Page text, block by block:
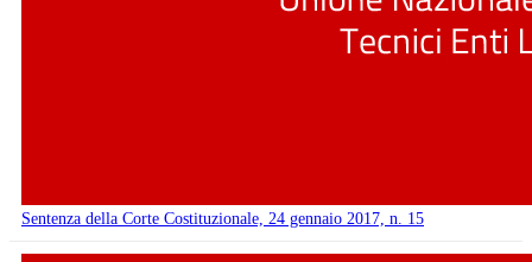
Sentenza della Corte Costituzionale, 24 gennaio 2017, n. 15